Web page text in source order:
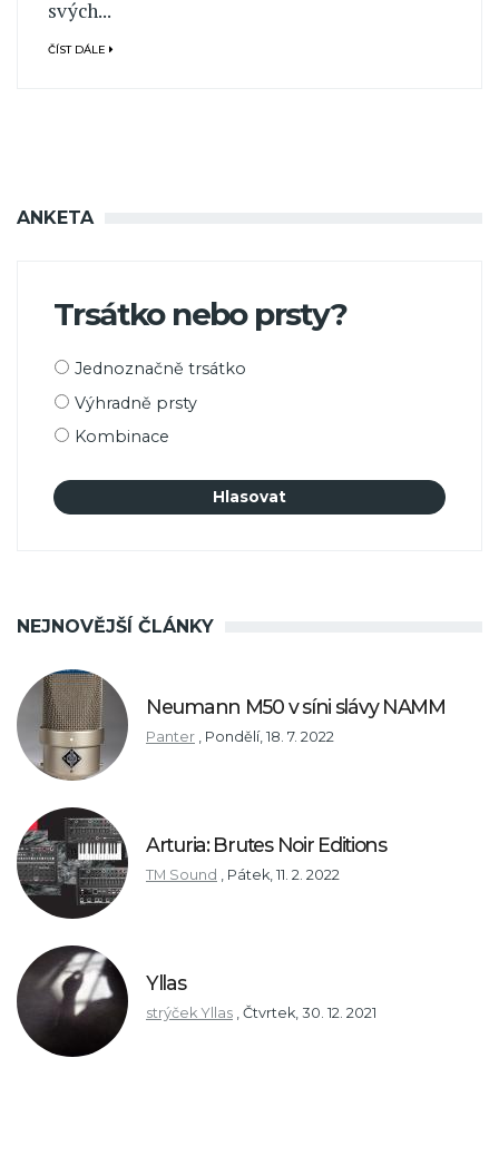
svých...
ČÍST DÁLE
ANKETA
Trsátko nebo prsty?
Možnosti
Jednoznačně trsátko
Výhradně prsty
Kombinace
NEJNOVĚJŠÍ ČLÁNKY
Neumann M50 v síni slávy NAMM
Panter , Pondělí, 18. 7. 2022
Arturia: Brutes Noir Editions
TM Sound , Pátek, 11. 2. 2022
Yllas
strýček Yllas , Čtvrtek, 30. 12. 2021